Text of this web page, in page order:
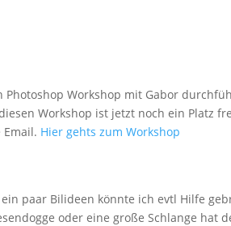
Workshop mit Gabor
Workshop ist jetzt noch ein Platz
Hier gehts zum Workshop
paar Bilideen könnte ich evtl Hilfe
oder eine große Schlange hat